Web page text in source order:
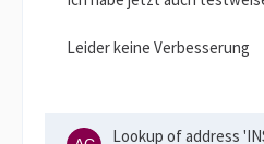
Leider keine Verbesserung
Lookup of address